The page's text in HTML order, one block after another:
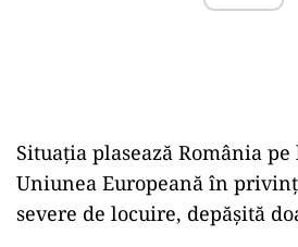
Situația plasează România
Uniunea Europeană în
severe de locuire, depășită